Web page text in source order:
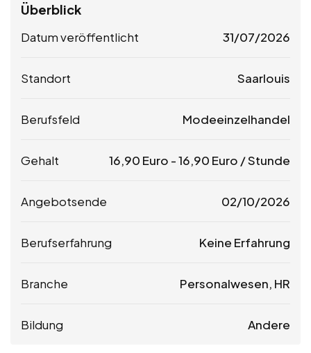
Überblick
Datum veröffentlicht 31/07/2026
Standort Saarlouis
Berufsfeld Modeeinzelhandel
Gehalt 16,90 Euro -16,90 Euro / Stunde
Angebotsende 02/10/2026
Berufserfahrung Keine Erfahrung
Branche Personalwesen, HR
Bildung Andere